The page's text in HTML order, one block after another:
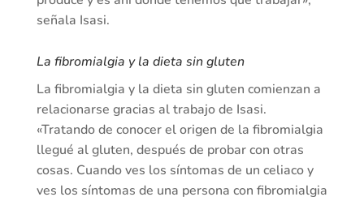
señala Isasi.
La fibromialgia y la dieta sin gluten
La fibromialgia y la dieta sin gluten comienzan a
relacionarse gracias al trabajo de Isasi.
«Tratando de conocer el origen de la fibromialgia
llegué al gluten, después de probar con otras
cosas. Cuando ves los síntomas de un celiaco y
ves los síntomas de una persona con fibromialgia